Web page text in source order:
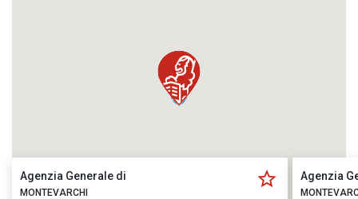
Agenzia Generale di
MONTEVARCHI
Agenzia